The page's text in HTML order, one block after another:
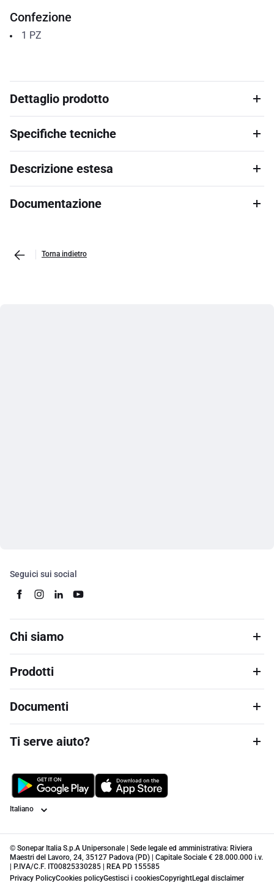
Confezione
1 PZ
Dettaglio prodotto
Specifiche tecniche
Descrizione estesa
Documentazione
Torna indietro
Seguici sui social
Chi siamo
Prodotti
Documenti
Ti serve aiuto?
Lingua
© Sonepar Italia S.p.A Unipersonale | Sede legale ed amministrativa: Riviera
Maestri del Lavoro, 24, 35127 Padova (PD) | Capitale Sociale € 28.000.000 i.v.
| P.IVA/C.F. IT00825330285 | REA PD 155585
Privacy PolicyCookies policyGestisci i cookiesCopyrightLegal disclaimer